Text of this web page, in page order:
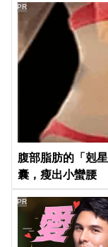
腹部脂肪的「剋
囊，瘦出小蠻腰
PR
PR